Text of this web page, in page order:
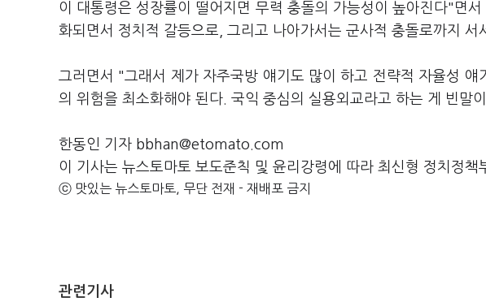
이 대통령은 성장률이 떨어지면 무력 충돌의 가능성이 높아진다"면
화되면서 정치적 갈등으로, 그리고 나아가서는 군사적 충돌로까지
그러면서 "그래서 제가 자주국방 얘기도 많이 하고 전략적 자율성
의 위험을 최소화해야 된다. 국익 중심의 실용외교라고 하는 게 빈말
한동인 기자 bbhan@etomato.com
이 기사는 뉴스토마토 보도준칙 및 윤리강령에 따라 최신형 정치정책
ⓒ 맛있는 뉴스토마토, 무단 전재 - 재배포 금지
관련기사